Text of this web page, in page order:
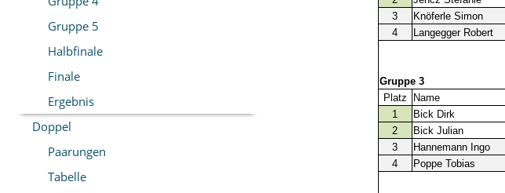
Gruppe 5
Halbfinale
Finale
Ergebnis
Doppel
Paarungen
Tabelle
3
Knöferle Simon
4
Langegger Robert
Gruppe 3
Platz
Name
1
Bick Dirk
2
Bick Julian
3
Hannemann Ingo
4
Poppe Tobias